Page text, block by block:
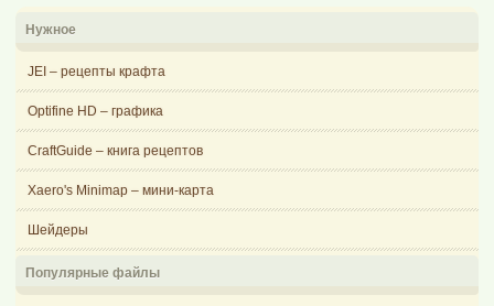
Нужное
JEI – рецепты крафта
Optifine HD – графика
CraftGuide – книга рецептов
Xaero's Minimap – мини-карта
Шейдеры
Популярные файлы